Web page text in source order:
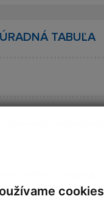
cookies
ÚRADNÁ TABUĽA